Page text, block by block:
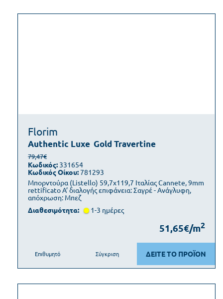
Florim
Authentic Luxe Gold Travertine
Μπορντούρα (Listello) 59,7x119,7 Ιταλίας Cannete, 9mm
rettificato Α’ διαλογής επιφάνεια: Σαγρέ - Ανάγλυφη,
απόχρωση: Μπεζ
79,47€
Κωδικός: 331654
Κωδικός Οίκου:781293
Διαθεσιμότητα: 1-3 ημέρες
51,65€/m2
ΔΕΙΤΕ ΤΟ ΠΡΟΪΟΝ
Επιθυμητό Σύγκριση